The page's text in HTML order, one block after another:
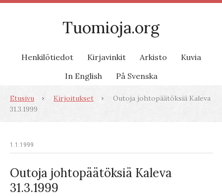
Tuomioja.org
Henkilötiedot Kirjavinkit Arkisto
Kuvia
In English
På Svenska
Etusivu Kirjoitukset
Outoja johtopäätöksiä Kaleva
31.3.1999
1.1.1999
Outoja johtopäätöksiä Kaleva
31.3.1999